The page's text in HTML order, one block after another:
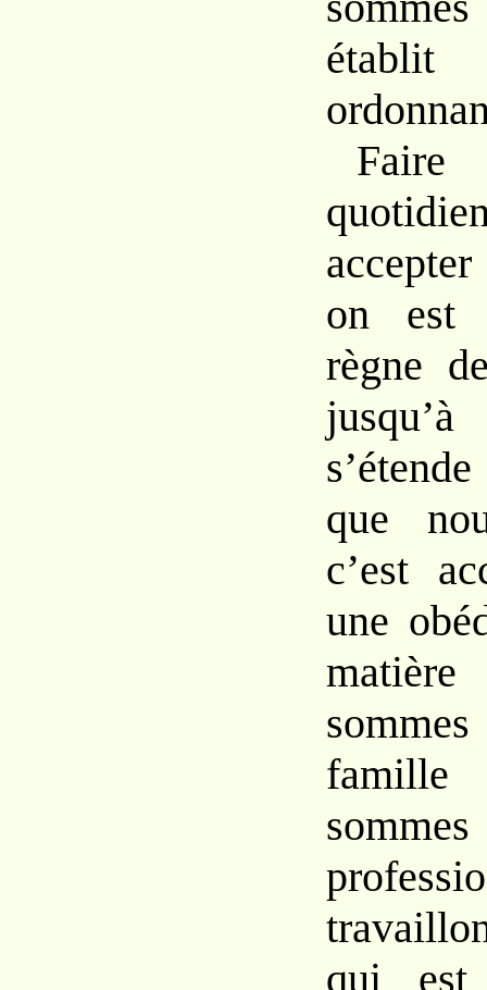
on est
règne
que
c’est
une
qui